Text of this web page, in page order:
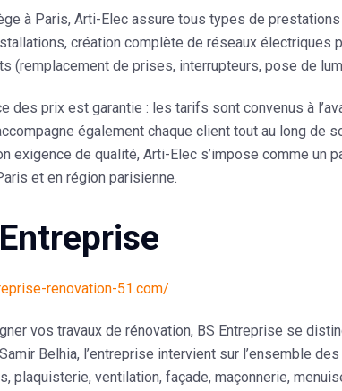
à Paris, Arti-Elec assure tous types de prestations
, création complète de réseaux électriques
(remplacement de prises, interrupteurs, pose de
des prix est garantie : les tarifs sont convenus à
également chaque client tout au long de
exigence de qualité, Arti-Elec s’impose comme un
et en région parisienne.
renovation-51.com/
vos travaux de rénovation, BS Entreprise se
Belhia, l’entreprise intervient sur l’ensemble
plaquisterie, ventilation, façade, maçonnerie,